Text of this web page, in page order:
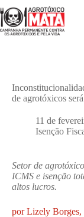
para
o
conteúdo
de agrotóxicos
11 de
Isenção
Setor de
ICMS e isenção
altos lucros.
por Lizely Borges,